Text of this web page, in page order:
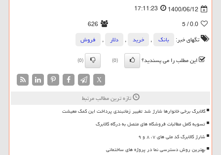
1400/06/12
17:11:23
0.0
/ 5
626
تگهای خبر:
بانك , خرید , دلار ,
فروش
این مطلب را می پسندید؟
(0)
(0)
X
تازه ترین مطالب مرتبط
کالابرگ برخی خانوارها شارژ شد تغییر زمانبندی پرداخت این کمک معیشت
تسویه کامل مطالبات فروشگاه های متصل به درگاه کالابرگ
شارژ کالابرگ کد ملی های ۷، ۸ و ۹
بهترین روش دسترسی نما در پروژه های ساختمانی